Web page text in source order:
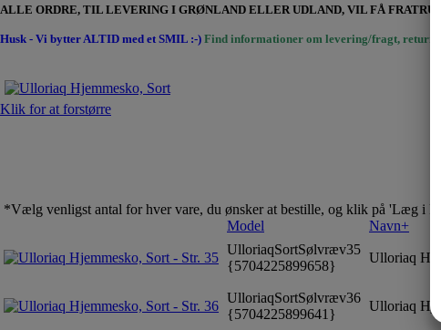
ALLE ORDRE, TIL LEVERING I GRØNLAND ELLER UDLAND, VIL FÅ
Husk - Vi bytter ALTID med et SMIL :-) Find informationer om levering/fragt,
Klik for at forstørre
*Vælg venligst antal for hver vare, du ønsker at bestille, og klik på 'Læg i
Model
Navn+
UlloriaqSortSølvræv35
{5704225899658}
Ulloriaq
UlloriaqSortSølvræv36
{5704225899641}
Ulloriaq